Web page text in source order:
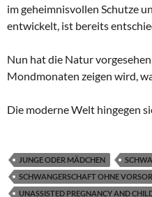
im geheimnisvollen Schutze
entwickelt, ist bereits
Nun hat die Natur
Mondmonaten zeigen wird,
Die moderne Welt hingegen
JUNGE ODER MÄDCHEN
SCHWANGERSCHAFT OHNE
UNASSISTED PREGNANCY AND